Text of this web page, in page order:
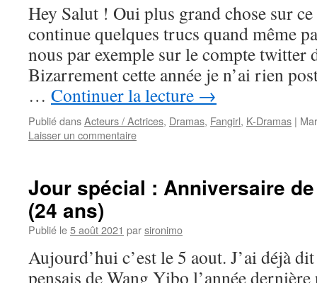
Hey Salut ! Oui plus grand chose sur
continue quelques trucs quand même
nous par exemple sur le compte twitter
Bizarrement cette année je n’ai rien
… Continuer la lecture →
Publié dansActeurs / Actrices, Dramas, Fangirl, K-Dramas |
Laisser un commentaire
Jour spécial : Anniversaire
(24 ans)
Publié le5 août 2021 parsironimo
Aujourd’hui c’est le 5 aout. J’ai déjà
pensais de Wang Yibo l’année